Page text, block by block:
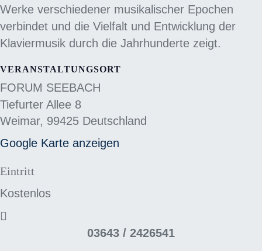
Werke verschiedener musikalischer Epochen
verbindet und die Vielfalt und Entwicklung der
Klaviermusik durch die Jahrhunderte zeigt.
VERANSTALTUNGSORT
FORUM SEEBACH
Tiefurter Allee 8
Weimar, 99425 Deutschland
Google Karte anzeigen
Eintritt
Kostenlos
03643 / 2426541